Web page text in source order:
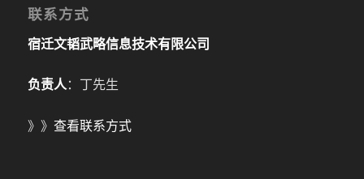
联系方式
宿迁文韬武略信息技术有限公司
负责人：丁先生
》》 查看联系方式